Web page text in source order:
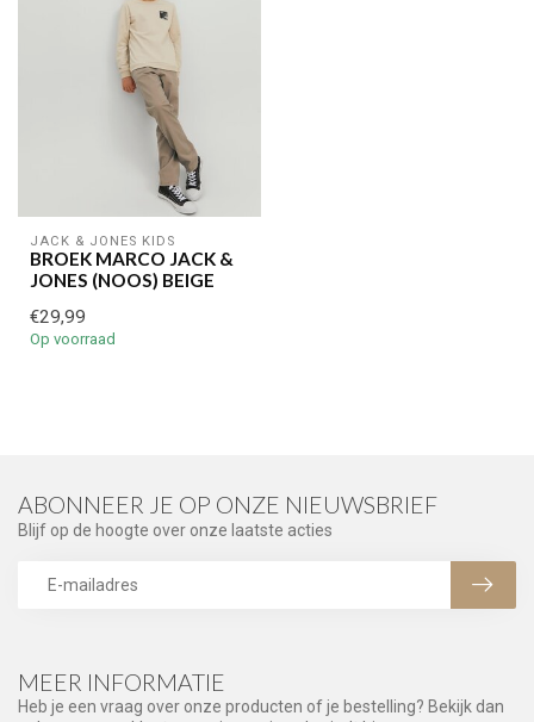
JACK & JONES KIDS
BROEK MARCO JACK &
JONES (NOOS) BEIGE
€29,99
Op voorraad
MEER INFORMATIE
Heb je een vraag over onze producten of je bestelling? Bekijk dan
ABONNEER JE OP ONZE NIEUWSBRIEF
Blijf op de hoogte over onze laatste acties